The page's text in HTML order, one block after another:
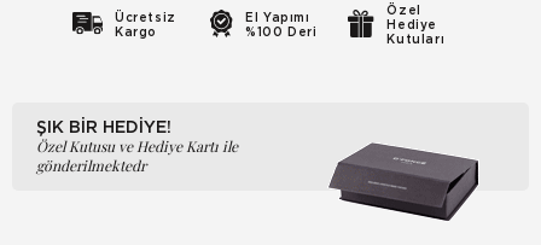
Ücretsiz
Kargo
El Yapımı
%100 Deri
Özel
Hediye
Kutuları
ŞIK BİR HEDİYE!
Özel Kutusu ve Hediye Kartı ile
gönderilmektedr